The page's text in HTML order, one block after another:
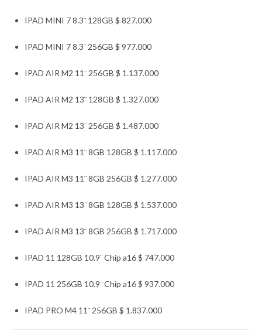
IPAD MINI 7 8.3¨ 128GB $ 827.000
IPAD MINI 7 8.3¨ 256GB $ 977.000
IPAD AIR M2 11¨ 256GB $ 1.137.000
IPAD AIR M2 13¨ 128GB $ 1.327.000
IPAD AIR M2 13¨ 256GB $ 1.487.000
IPAD AIR M3 11¨ 8GB 128GB $ 1.117.000
IPAD AIR M3 11¨ 8GB 256GB $ 1.277.000
IPAD AIR M3 13¨ 8GB 128GB $ 1.537.000
IPAD AIR M3 13¨ 8GB 256GB $ 1.717.000
IPAD 11 128GB 10.9¨ Chip a16 $ 747.000
IPAD 11 256GB 10.9¨ Chip a16 $ 937.000
IPAD PRO M4 11¨ 256GB $ 1.837.000